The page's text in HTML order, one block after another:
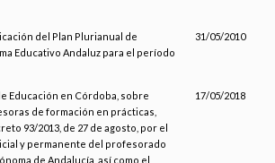
del Plan Plurianual de
Educativo Andaluz para el período
31/05/2010
Educación en Córdoba, sobre
de formación en prácticas,
93/2013, de 27 de agosto, por el
y permanente del profesorado
de Andalucía, así como el
17/05/2018